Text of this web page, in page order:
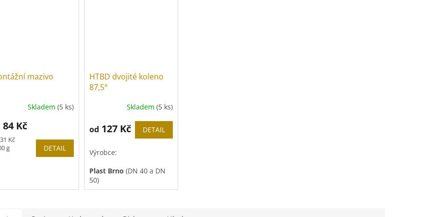
mazivo
Skladem(5 ks)
84 Kč
Kč
g
DETAIL
HTBD dvojité koleno
87,5°
Skladem (5 ks)
od 127 Kč DETAIL
Výrobce:
Plast Brno (DN 40 a DN
50)